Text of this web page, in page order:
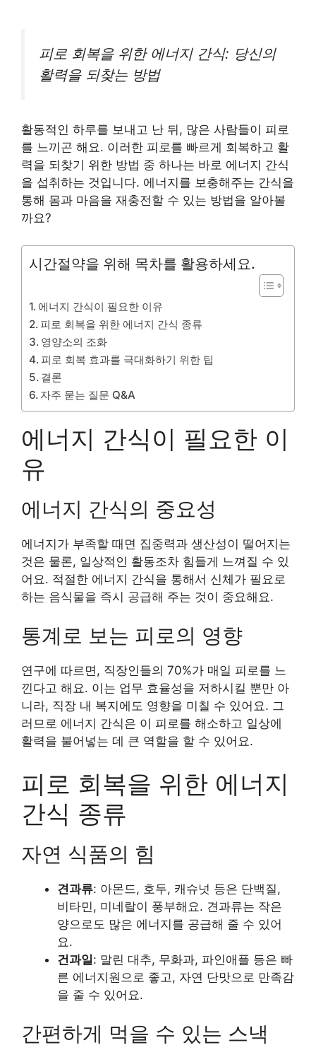
피로 회복을 위한 에너지 간식: 당신의
활력을 되찾는 방법
활동적인 하루를 보내고 난 뒤, 많은 사람들이 피로
를 느끼곤 해요. 이러한 피로를 빠르게 회복하고 활
력을 되찾기 위한 방법 중 하나는 바로 에너지 간식
을 섭취하는 것입니다. 에너지를 보충해주는 간식을
통해 몸과 마음을 재충전할 수 있는 방법을 알아볼
까요?
시간절약을 위해 목차를 활용하세요.
에너지 간식이 필요한 이유
피로 회복을 위한 에너지 간식 종류
영양소의 조화
피로 회복 효과를 극대화하기 위한 팁
결론
자주 묻는 질문 Q&A
에너지 간식이 필요한 이
유
에너지 간식의 중요성
에너지가 부족할 때면 집중력과 생산성이 떨어지는
것은 물론, 일상적인 활동조차 힘들게 느껴질 수 있
어요. 적절한 에너지 간식을 통해서 신체가 필요로
하는 음식물을 즉시 공급해 주는 것이 중요해요.
통계로 보는 피로의 영향
연구에 따르면, 직장인들의 70%가 매일 피로를 느
낀다고 해요. 이는 업무 효율성을 저하시킬 뿐만 아
니라, 직장 내 복지에도 영향을 미칠 수 있어요. 그
러므로 에너지 간식은 이 피로를 해소하고 일상에
활력을 불어넣는 데 큰 역할을 할 수 있어요.
피로 회복을 위한 에너지
간식 종류
자연 식품의 힘
견과류: 아몬드, 호두, 캐슈넛 등은 단백질,
비타민, 미네랄이 풍부해요. 견과류는 작은
양으로도 많은 에너지를 공급해 줄 수 있어
요.
건과일: 말린 대추, 무화과, 파인애플 등은 빠
른 에너지원으로 좋고, 자연 단맛으로 만족감
을 줄 수 있어요.
간편하게 먹을 수 있는 스낵